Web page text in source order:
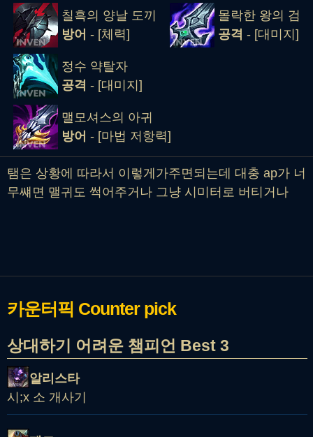
칠흑의 양날 도끼
방어 - [체력]
몰락한 왕의 검
공격 - [대미지]
정수 약탈자
공격 - [대미지]
맬모셔스의 아귀
방어 - [마법 저항력]
탬은 상황에 따라서 이렇게가주면되는데 대충 ap가 너
무썌면 맬귀도 썩어주거나 그냥 시미터로 버티거나
카운터픽 Counter pick
상대하기 어려운 챔피언 Best 3
알리스타
시;x 소 개사기